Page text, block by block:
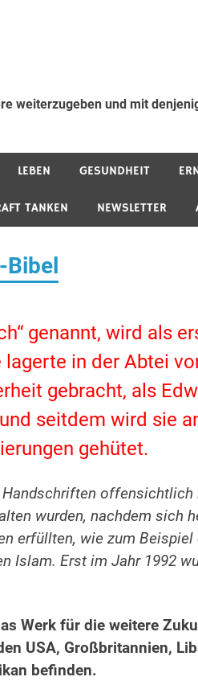
weiterzugeben und mit
LEBEN GESUNDHEIT
TANKEN NEWSLETTER
Bibel
genannt, wird als
in der Abtei
gebracht, als
seitdem wird sie
gehütet.
offensichtlich
wurden, nachdem sich
erfüllten, wie zum Beispiel
Islam. Erst im Jahr 1992
Werk für die weitere
USA, Großbritannien,
befinden.